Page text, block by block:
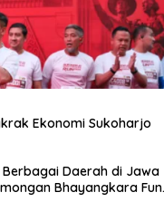
Ekonomi Sukoharjo
Daerah di Jawa
Bhayangkara Fun